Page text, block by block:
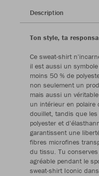
Description
Ton style, ta
Ce sweat-shirt
il est aussi un
moins 50 % de
non seulement un
mais aussi un
un intérieur en
douillet, tandis que
polyester et
garantissent une
fibres microfines
du tissu. Tu
agréable pendant le
sweat-shirt Iconic